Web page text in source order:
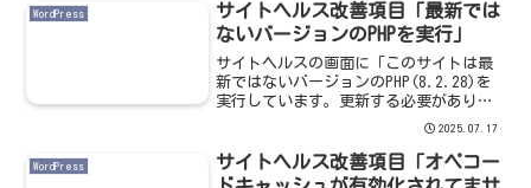
WordPress
サイトヘルス改善項目「最新では
ないバージョンのPHPを実行」
サイトヘルスの画面に「このサイトは最
新ではないバージョンのPHP(8.2.28)を
実行しています。更新する必要がありま
示されました。サイトヘルスの改善項目
詳細を確認すると、「PHPはWordPressを
構...
2025.07.17
WordPress
サイトヘルス改善項目「オペコー